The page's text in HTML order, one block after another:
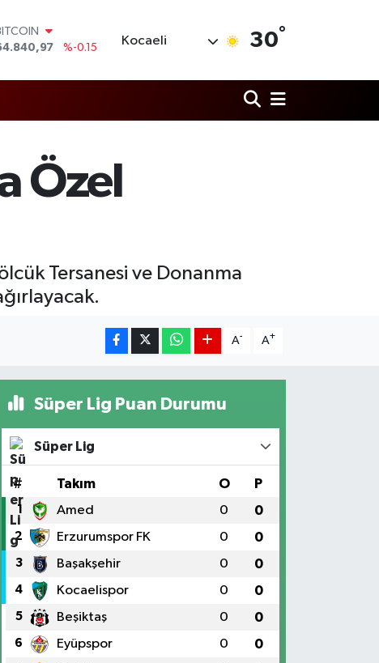
%0.18
%0.32
%-14
Kocaeli 30°
Özel
Tersanesi ve Donanma
A- A+
Süper Lig Puan Durumu
Süper Lig
# Takım O P
1 Amed 0 0
2 Erzurumspor FK 0 0
3 Başakşehir 0 0
4 Kocaelispor 0 0
5 Beşiktaş 0 0
6 Eyüpspor 0 0